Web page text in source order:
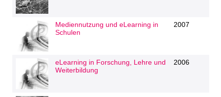
Mediennutzung und eLearning in
Schulen
2007
eLearning in Forschung, Lehre und
Weiterbildung
2006